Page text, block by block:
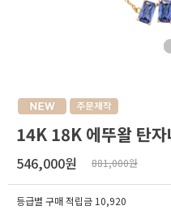
14K 18K 에뚜왈 탄자
546,000원 881,000원
등급별 구매 적립금 10,920